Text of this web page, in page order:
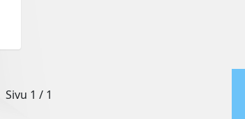
Sivu 1 / 1